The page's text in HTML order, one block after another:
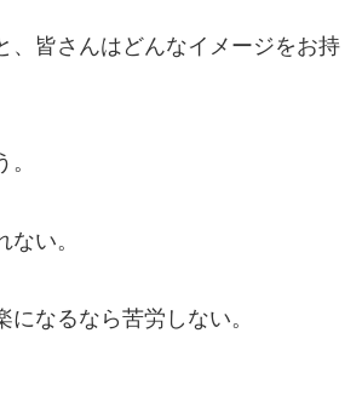
、皆さんはどんなイメージをお持
い。
になるなら苦労しない。